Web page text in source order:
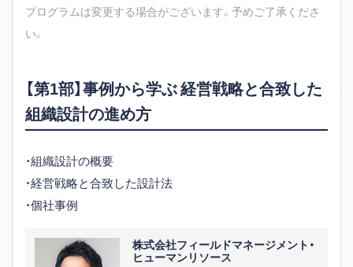
プログラムは変更する場合がございます。予めご了承くださ
い。
【第1部】事例から学ぶ 経営戦略と合致した
組織設計の進め方
・組織設計の概要
・経営戦略と合致した設計法
・個社事例
株式会社フィールドマネージメント・
ヒューマンリソース